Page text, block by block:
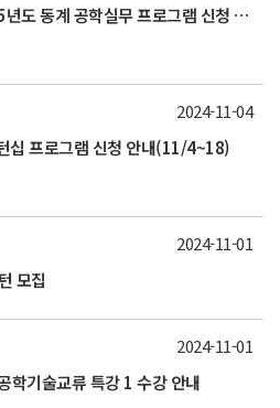
[삼성전기-서울대학교] 2025년도 동계 공학실무 프로그램 신청 안내(11/21 목요일까지)
십 프로그램 신청 안내(11/4~18)
2024-11-04
모집
2024-11-01
학기술교류 특강 1 수강 안내
2024-11-01